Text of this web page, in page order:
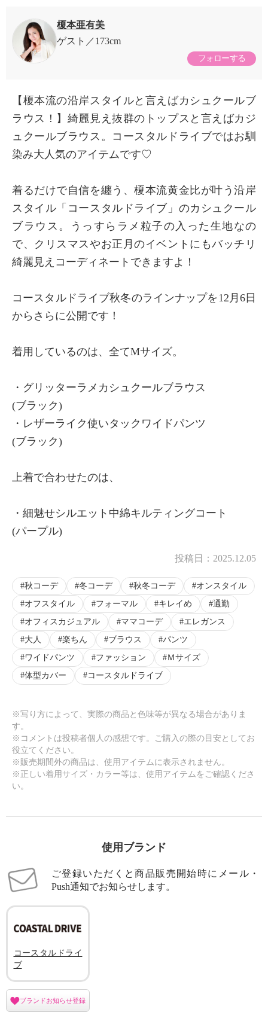
榎本亜有美
ゲスト
173cm
フォローする
【榎本流の沿岸スタイルと言えばカシュクールブ
ラウス！】綺麗見え抜群のトップスと言えばカジ
ュクールブラウス。コースタルドライブではお馴
染み大人気のアイテムです♡
着るだけで自信を纏う、榎本流黄金比が叶う沿岸
スタイル「コースタルドライブ」のカシュクール
ブラウス。うっすらラメ粒子の入った生地なの
で、クリスマスやお正月のイベントにもバッチリ
綺麗見えコーディネートできますよ！
コースタルドライブ秋冬のラインナップを12月6日
からさらに公開です！
着用しているのは、全てMサイズ。
・グリッターラメカシュクールブラウス
(ブラック)
・レザーライク使いタックワイドパンツ
(ブラック)
上着で合わせたのは、
・細魅せシルエット中綿キルティングコート
(パープル)
投稿日： 2025.12.05
秋コーデ 冬コーデ 秋冬コーデ
オンスタイル
オフスタイル
フォーマル キレイめ
通勤
オフィスカジュアル
ママコーデ
エレガンス
大人
楽ちん ブラウス
パンツ
ワイドパンツ
ファッション
Ｍサイズ
体型カバー
コースタルドライブ
※写り方によって、実際の商品と色味等が異なる場合がありま
す。
※コメントは投稿者個人の感想です。ご購入の際の目安としてお
役立てください。
※販売期間外の商品は、使用アイテムに表示されません。
※正しい着用サイズ・カラー等は、使用アイテムをご確認くださ
い。
使用ブランド
ご登録いただくと商品販売開始時にメール・
Push通知でお知らせします。
コースタルドライ
ブ
ブランドお知らせ登録